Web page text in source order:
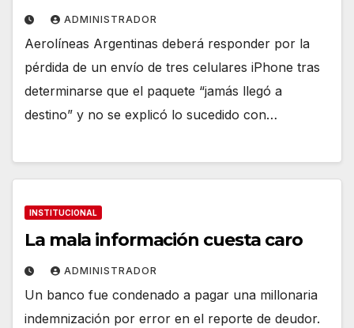
ADMINISTRADOR
Aerolíneas Argentinas deberá responder por la
pérdida de un envío de tres celulares iPhone tras
determinarse que el paquete “jamás llegó a
destino” y no se explicó lo sucedido con…
INSTITUCIONAL
La mala información cuesta caro
ADMINISTRADOR
Un banco fue condenado a pagar una millonaria
indemnización por error en el reporte de deudor.